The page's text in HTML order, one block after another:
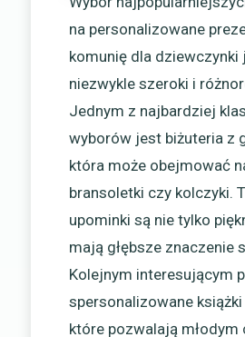
na personalizowane
komunię dla dziewczynki
niezwykle szeroki i
Jednym z najbardziej
wyborów jest biżuteria z
która może obejmować
bransoletki czy kolczyki.
upominki są nie tylko
mają głębsze znaczenie
Kolejnym interesującym
spersonalizowane
które pozwalają młodym